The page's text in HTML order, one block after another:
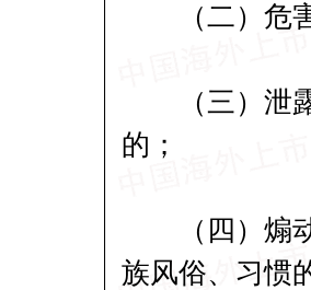
（二）危害
（三）泄露
的；
（四）煽动
族风俗、习惯